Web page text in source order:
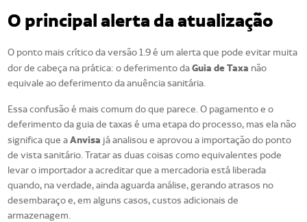
O principal alerta da atualização
O ponto mais crítico da versão 1.9 é um alerta que pode evitar muita
dor de cabeça na prática: o deferimento daGuia de Taxa não
equivale ao deferimento da anuência sanitária.
Essa confusão é mais comum do que parece. O pagamento e o
deferimento da guia de taxas é uma etapa do processo, mas ela não
significa que aAnvisa já analisou e aprovou a importação do ponto
de vista sanitário. Tratar as duas coisas como equivalentes pode
levar o importador a acreditar que a mercadoria está liberada
quando, na verdade, ainda aguarda análise, gerando atrasos no
desembaraço e, em alguns casos, custos adicionais de
armazenagem.